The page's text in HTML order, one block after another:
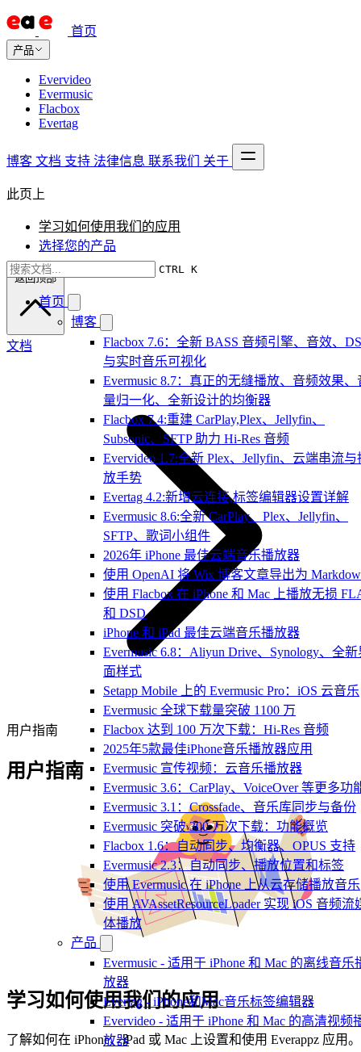
首页
产品
Evervideo
Evermusic
Flacbox
Evertag
博客 文档 支持 法律信息 联系我们 关于
CTRL K
首页
博客
Flacbox 7.6：全新 BASS 音频引擎、音效、
与实时音乐可视化
Evermusic 8.7：真正的无缝播放、音频效果、
量归一化、全新设计的均衡器
Flacbox 7.4:重建 CarPlay,Plex、Jellyfin、
Subsonic、SFTP 助力 Hi-Res 音频
Evervideo 1.7:全新 Plex、Jellyfin、云端串流与
放手势
Evertag 4.2:新增云连接,标签编辑器设置详解
Evermusic 8.6:全新 CarPlay、Plex、Jellyfin、
SFTP、歌词小组件
2026年 iPhone 最佳云端音乐播放器
使用 OpenAI 将 Wix 博客文章导出为
使用 Flacbox 在 iPhone 和 Mac 上播放无损
和 DSD
iPhone 和 iPad 最佳云端音乐播放器
Evermusic 6.8：Aliyun Drive、Synology、全新
面样式
Setapp Mobile 上的 Evermusic Pro：iOS 云音乐
Evermusic 全球下载量突破 1100 万
Flacbox 达到 100 万次下载：Hi-Res 音频
2025年5款最佳iPhone音乐播放器应用
Evermusic 宣传视频：云音乐播放器
Evermusic 3.6：CarPlay、VoiceOver 等更多功
Evermusic 3.1：Crossfade、音乐库同步与备份
Evermusic 突破 300 万次下载：功能概览
Flacbox 1.6：自动同步、均衡器、OPUS 支持
Evermusic 2.3：自动同步、播放位置和标签
使用 Evermusic 在 iPhone 上从云存储播放音乐
使用 AVAssetResourceLoader 实现 iOS 音频流
体播放
产品
Evermusic - 适用于 iPhone 和 Mac 的离线音乐
放器
Evertag - iPhone和Mac音乐标签编辑器
Evervideo - 适用于 iPhone 和 Mac 的高清视频
放器
此页上
学习如何使用我们的应用
选择您的产品
返回顶部
文档
用户指南
用户指南
学习如何使用我们的应用
了解如何在 iPhone、iPad 或 Mac 上设置和使用 Everappz 应用。